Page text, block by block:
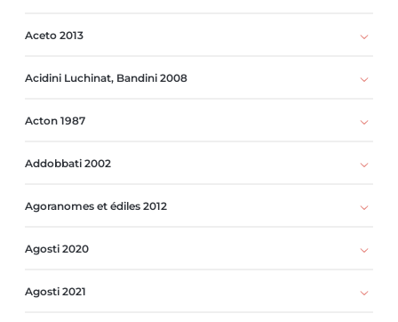
Aceto 2013
Acidini Luchinat, Bandini 2008
Acton 1987
Addobbati 2002
Agoranomes et édiles 2012
Agosti 2020
Agosti 2021